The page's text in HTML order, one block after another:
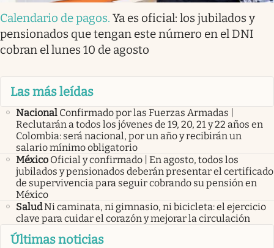
Calendario de pagos. Ya es oficial: los jubilados y
pensionados que tengan este número en el DNI
cobran el lunes 10 de agosto
Las más leídas
Nacional Confirmado por las Fuerzas Armadas |
Reclutarán a todos los jóvenes de 19, 20, 21 y 22 años en
Colombia: será nacional, por un año y recibirán un
salario mínimo obligatorio
México Oficial y confirmado | En agosto, todos los
jubilados y pensionados deberán presentar el certificado
de supervivencia para seguir cobrando su pensión en
México
SaludNi caminata, ni gimnasio, ni bicicleta: el ejercicio
clave para cuidar el corazón y mejorar la circulación
Últimas noticias